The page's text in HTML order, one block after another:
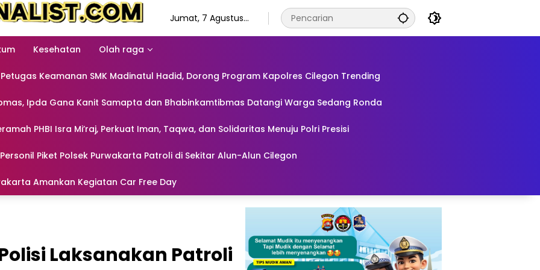
Jumat, 7 Agustus
Kesehatan Olah raga
Keamanan SMK Madinatul Hadid, Dorong Program Kapolres Cilegon Trending
Ipda Gana Kanit Samapta dan Bhabinkamtibmas Datangi Warga Sedang Ronda
PHBI Isra Mi’raj, Perkuat Iman, Taqwa, dan Solidaritas Menuju Polri Presisi
Piket Polsek Purwakarta Patroli di Sekitar Alun-Alun Cilegon
Amankan Kegiatan Car Free Day
Laksanakan Patroli